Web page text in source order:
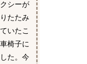
シーが
たたみ
いたこ
椅子に
た。今